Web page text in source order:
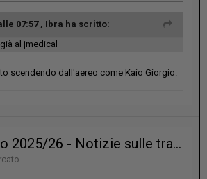
07:57 , Ibra ha scritto:
al jmedical
scendendo dall'aereo come Kaio Giorgio.
Calciomercato 2025/26 - Notizie sulle trattative?